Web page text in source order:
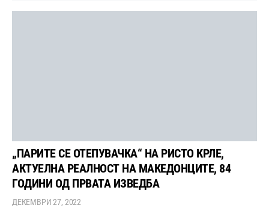
„ПАРИТЕ СЕ ОТЕПУВАЧКА“ НА РИСТО КРЛЕ,
АКТУЕЛНА РЕАЛНОСТ НА МАКЕДОНЦИТЕ, 84
ГОДИНИ ОД ПРВАТА ИЗВЕДБА
ДЕКЕМВРИ 27, 2022